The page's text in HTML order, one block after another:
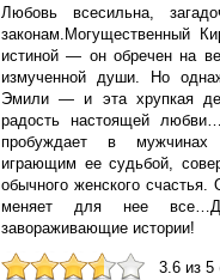
Любовь всесильна,
законам.Могущественный
истиной — он обречен на
измученной души. Но
Эмили — и эта хрупкая
радость настоящей
пробуждает в
играющим ее судьбой,
обычного женского
меняет для нее
завораживающие истории!
3.6 из 5